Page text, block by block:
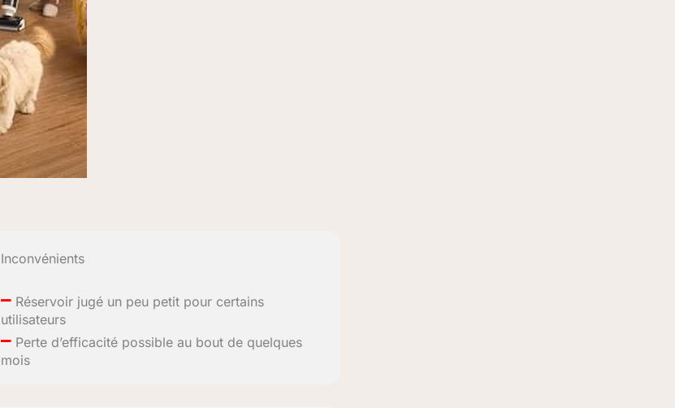
Inconvénients
– Réservoir jugé un peu petit pour certains
utilisateurs
– Perte d’efficacité possible au bout de quelques
mois